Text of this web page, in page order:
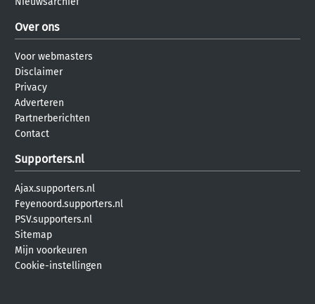
Over ons
Voor webmasters
Disclaimer
Privacy
Adverteren
Partnerberichten
Contact
Supporters.nl
Ajax.supporters.nl
Feyenoord.supporters.nl
PSV.supporters.nl
Sitemap
Mijn voorkeuren
Cookie-instellingen